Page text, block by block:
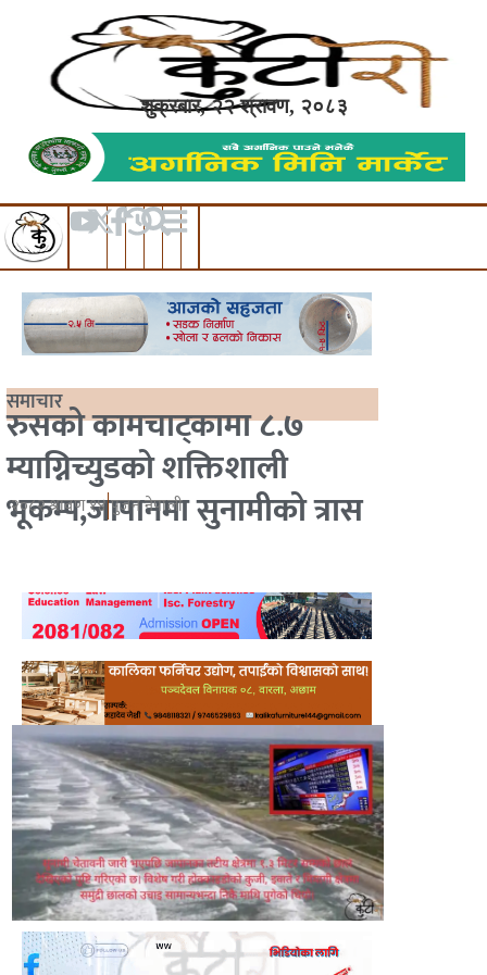
शुक्रबार, २२ श्रावण, २०८३
समाचार
रुसको कामचाट्कामा ८.७
म्याग्निच्युडको शक्तिशाली
भूकम्प,जापानमा सुनामीको त्रास
२०८२ श्रावण १४पुजन नेपाली